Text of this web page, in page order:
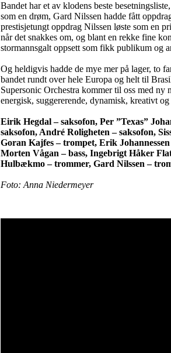
Bandet har et av klodens beste
som en drøm, Gard Nilssen hadde fått
prestisjetungt oppdrag Nilssen løste som en
når det snakkes om, og blant en rekke fine
stormannsgalt oppsett som fikk publikum og
Og heldigvis hadde de mye mer på lager, to
bandet rundt over hele Europa og helt til
Supersonic Orchestra kommer til oss med
energisk, suggererende, dynamisk, kreativt
Eirik Hegdal – saksofon, Per ”Texas”
saksofon, André Roligheten – saksofon,
Goran Kajfes – trompet, Erik
Morten Vågan – bass, Ingebrigt Håker
Hulbækmo – trommer, Gard Nilssen –
Foto: Anna Niedermeyer